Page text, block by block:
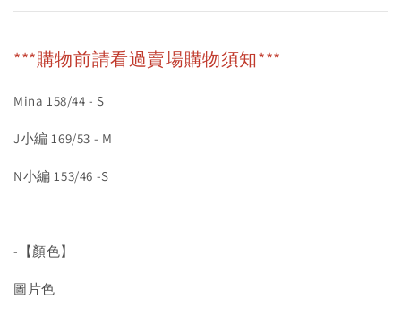
***購物前請看過賣場購物須知***
Mina 158/44 - S
J小編 169/53 - M
N小編 153/46 -S
-【顏色】
圖片色